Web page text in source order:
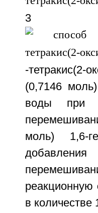
3
-тетракис(2-
(0,7146
воды при
моль) 1,6-
добавления
в